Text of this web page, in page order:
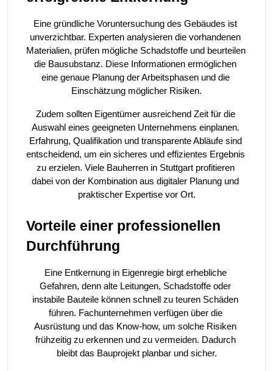
Eine gründliche Voruntersuchung des Gebäudes ist
unverzichtbar. Experten analysieren die vorhandenen
Materialien, prüfen mögliche Schadstoffe und beurteilen
die Bausubstanz. Diese Informationen ermöglichen
eine genaue Planung der Arbeitsphasen und die
Einschätzung möglicher Risiken.
Zudem sollten Eigentümer ausreichend Zeit für die
Auswahl eines geeigneten Unternehmens einplanen.
Erfahrung, Qualifikation und transparente Abläufe sind
entscheidend, um ein sicheres und effizientes Ergebnis
zu erzielen. Viele Bauherren in Stuttgart profitieren
dabei von der Kombination aus digitaler Planung und
praktischer Expertise vor Ort.
Vorteile einer professionellen
Durchführung
Eine Entkernung in Eigenregie birgt erhebliche
Gefahren, denn alte Leitungen, Schadstoffe oder
instabile Bauteile können schnell zu teuren Schäden
führen. Fachunternehmen verfügen über die
Ausrüstung und das Know-how, um solche Risiken
frühzeitig zu erkennen und zu vermeiden. Dadurch
bleibt das Bauprojekt planbar und sicher.